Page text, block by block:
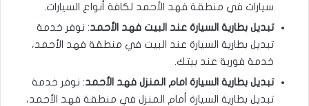
سيارات في منطقة فهد الأحمد لكافة أنواع السيارات.
تبديل بطارية السيارة عند البيت فهد الأحمد: نوفر خدمة
تبديل بطارية السيارة عند البيت في منطقة فهد الأحمد،
خدمة فورية عند بيتك.
تبديل بطارية السيارة امام المنزل فهد الأحمد: نوفر خدمة
تبديل بطارية السيارة أمام المنزل في منطقة فهد الأحمد،